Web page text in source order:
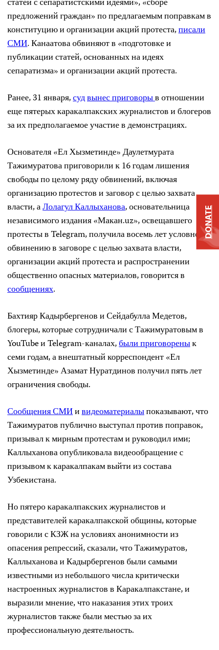
статей с сепаратистскими идеями», «сборе
предложений граждан» по предлагаемым поправкам в
конституцию и организации акций протеста,писали
СМИ. Канаатова обвиняют в «подготовке и
публикации статей, основанных на идеях
сепаратизма» и организации акций протеста.
Ранее, 31 января,судвынес приговорыв отношении
еще пятерых каракалпакских журналистов и блогеров
за их предполагаемое участие в демонстрациях.
Основателя «Ел Хызметинде» Даулетмурата
Тажимуратова приговорили к 16 годам лишения
свободы по целому ряду обвинений, включая
организацию протестов и заговор с целью захвата
власти, аЛолагул Каллыханова, основательница
независимого издания «Макан.uz», освещавшего
протесты в Telegram, получила восемь лет условно по
обвинению в заговоре с целью захвата власти,
организации акций протеста и распространении
общественно опасных материалов, говорится в
сообщениях.
Бахтияр Кадырбергенов и Сейдабулла Медетов,
блогеры, которые сотрудничали с Тажимуратовым в
YouTube и Telegram-каналах,были приговоренык
семи годам, а внештатный корреспондент «Ел
Хызметинде» Азамат Нуратдинов получил пять лет
ограничения свободы.
Сообщения СМИивидеоматериалыпоказывают, что
Тажимуратов публично выступал против поправок,
призывал к мирным протестам и руководил ими;
Каллыханова опубликовала видеообращение с
призывом к каракалпакам выйти из состава
Узбекистана.
Но пятеро каракалпакских журналистов и
представителей каракалпакской общины, которые
говорили с КЗЖ на условиях анонимности из
опасения репрессий, сказали, что Тажимуратов,
Каллыханова и Кадырбергенов были самыми
известными из небольшого числа критически
настроенных журналистов в Каракалпакстане, и
выразили мнение, что наказания этих троих
журналистов также были местью за их
профессиональную деятельность.
DONATE